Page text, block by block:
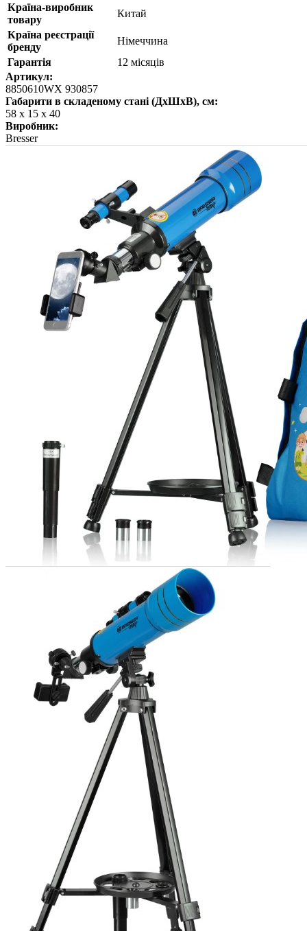
Країна-виробник
товару
Китай
Країна реєстрації
бренду
Німеччина
Гарантія
12 місяців
Артикул:
8850610WX 930857
Габарити в складеному стані (ДхШхВ), см:
58 х 15 х 40
Виробник:
Bresser